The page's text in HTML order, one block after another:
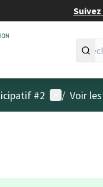
#2 Menu
/ Voir